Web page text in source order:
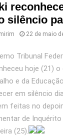
silêncio
22 de maio
Tribunal
hoje (21)
e da
em silêncio
feitas no
de Inquérito
(25).